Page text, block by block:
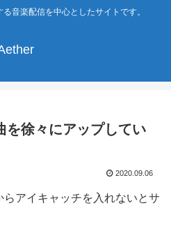
音楽配信を中心としたサイトです。
を徐々にアップしてい
2020.09.06
アイキャッチを入れないとサ